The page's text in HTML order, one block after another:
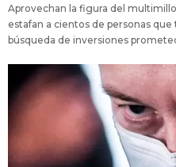
Aprovechan la figura del
estafan a cientos de personas
búsqueda de inversiones